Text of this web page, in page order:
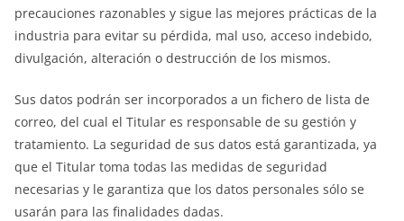
precauciones razonables y sigue las mejores prácticas de la
industria para evitar su pérdida, mal uso, acceso indebido,
divulgación, alteración o destrucción de los mismos.
Sus datos podrán ser incorporados a un fichero de lista de
correo, del cual el Titular es responsable de su gestión y
tratamiento. La seguridad de sus datos está garantizada, ya
que el Titular toma todas las medidas de seguridad
necesarias y le garantiza que los datos personales sólo se
usarán para las finalidades dadas.